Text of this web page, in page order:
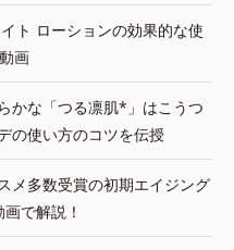
ト ローションの効果的な使
画
かな「つる凛肌*」はこうつ
の使い方のコツを伝授
メ多数受賞の初期エイジング
で解説！